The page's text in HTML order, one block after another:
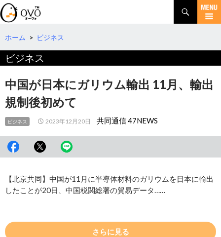
検
索
コ
テ
へ
動
ホーム > ビジネス
ビジネス
中国が日本にガリウム輸出 11月、輸出
規制後初めて
ビジネス 2023年12月20日 共同通信 47NEWS
【北京共同】中国が11月に半導体材料のガリウムを日本に輸出
したことが20日、中国税関総署の貿易データ……
さらに見る